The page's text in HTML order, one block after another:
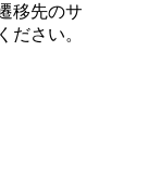
移先のサ
ださい。